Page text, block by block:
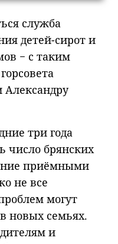
служба
детей-сирот и
− с таким
Александру
три года
число брянских
приёмными
не все
могут
новых семьях.
и